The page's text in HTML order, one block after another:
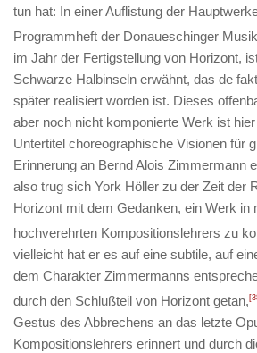
tun hat: In einer Auflistung der
Programmheft der Donaueschinger
im Jahr der Fertigstellung von Horizont,
Schwarze Halbinseln erwähnt, das de
später realisiert worden ist. Dieses
aber noch nicht komponierte Werk ist
Untertitel choreographische Visionen für
Erinnerung an Bernd Alois Zimmermann
also trug sich York Höller zu der Zeit der
Horizont mit dem Gedanken, ein Werk in
hochverehrten Kompositionslehrers zu
vielleicht hat er es auf eine subtile, auf
dem Charakter Zimmermanns
durch den Schlußteil von Horizont getan,
Gestus des Abbrechens an das letzte
Kompositionslehrers erinnert und durch